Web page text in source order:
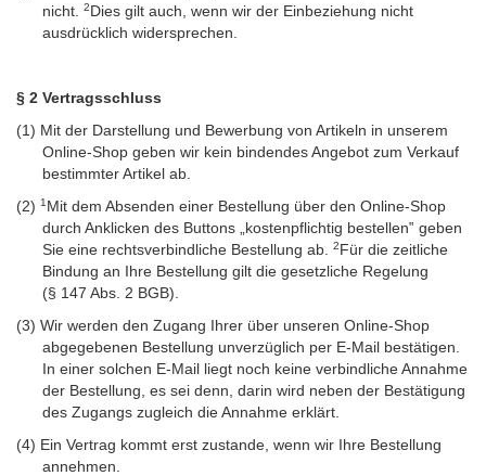
nicht.
2Dies gilt auch, wenn wir der Einbeziehung nicht
ausdrücklich widersprechen.
§ 2 Vertragsschluss
(1) Mit der Darstellung und Bewerbung von Artikeln in unserem
Online-Shop geben wir kein bindendes Angebot zum Verkauf
bestimmter Artikel ab.
(2) 1 Mit dem Absenden einer Bestellung über den Online-Shop
durch Anklicken des Buttons „kostenpflichtig bestellen‟ geben
Sie eine rechtsverbindliche Bestellung ab.
2Für die zeitliche
Bindung an Ihre Bestellung gilt die gesetzliche Regelung
(§ 147 Abs. 2 BGB).
(3) Wir werden den Zugang Ihrer über unseren Online-Shop
abgegebenen Bestellung unverzüglich per E-Mail bestätigen.
In einer solchen E-Mail liegt noch keine verbindliche Annahme
der Bestellung, es sei denn, darin wird neben der Bestätigung
des Zugangs zugleich die Annahme erklärt.
(4) Ein Vertrag kommt erst zustande, wenn wir Ihre Bestellung
annehmen.